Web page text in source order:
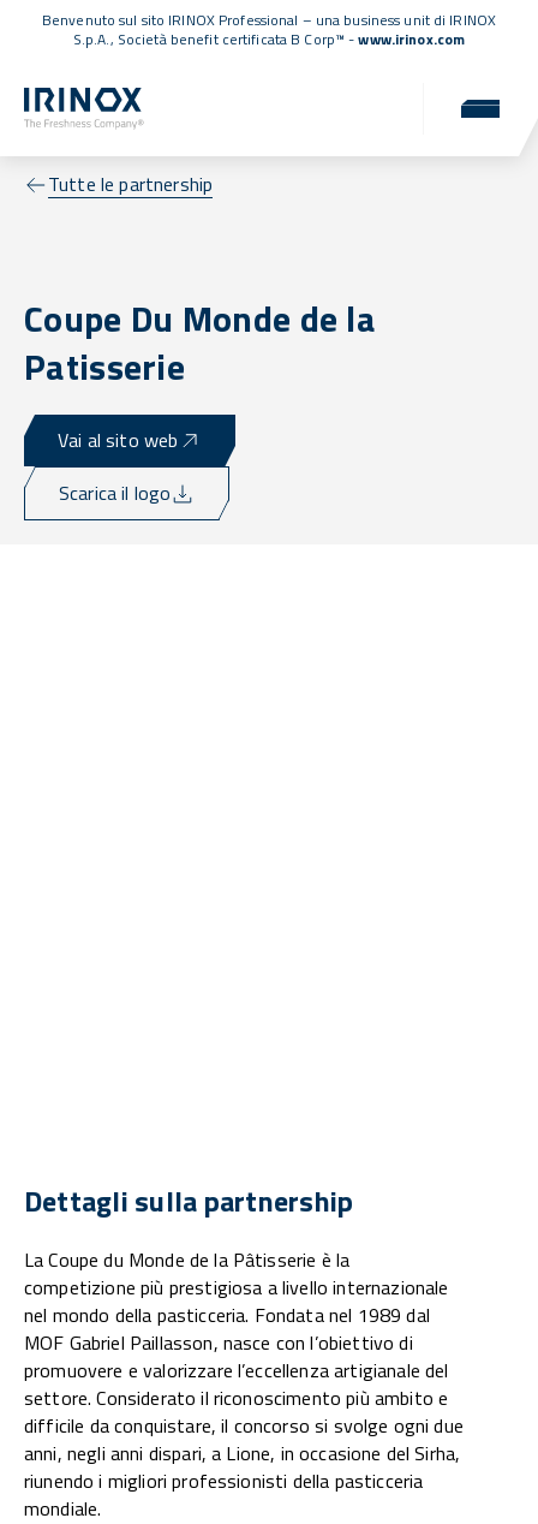
Benvenuto sul sito IRINOX Professional – una business unit di IRINOX
S.p.A., Società benefit certificata B Corp™ -www.irinox.com
Tutte le partnership
Coupe Du Monde de la
Patisserie
Vai al sito web
Scarica il logo
Dettagli sulla partnership
La Coupe du Monde de la Pâtisserie è la
competizione più prestigiosa a livello internazionale
nel mondo della pasticceria. Fondata nel 1989 dal
MOF Gabriel Paillasson, nasce con l’obiettivo di
promuovere e valorizzare l’eccellenza artigianale del
settore. Considerato il riconoscimento più ambito e
difficile da conquistare, il concorso si svolge ogni due
anni, negli anni dispari, a Lione, in occasione del Sirha,
riunendo i migliori professionisti della pasticceria
mondiale.